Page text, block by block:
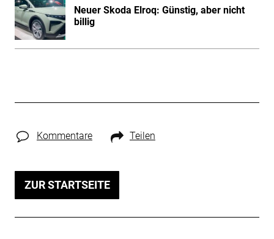
Neuer Skoda Elroq: Günstig, aber nicht
billig
Kommentare Teilen
ZUR STARTSEITE